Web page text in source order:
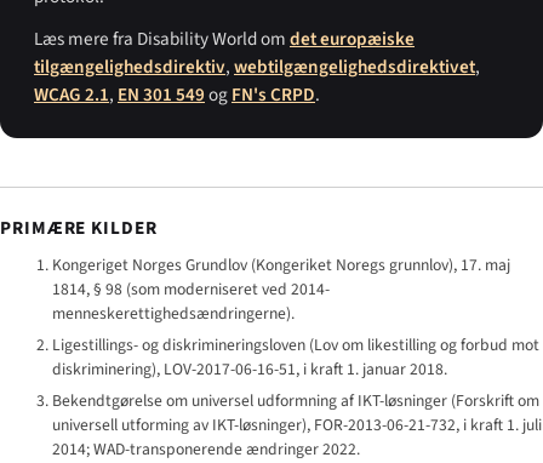
Læs mere fra Disability World omdet europæiske
tilgængelighedsdirektiv,webtilgængelighedsdirektivet,
WCAG 2.1, EN 301 549ogFN's CRPD.
PRIMÆRE KILDER
Kongeriget Norges Grundlov (Kongeriket Noregs grunnlov), 17. maj
1814, § 98 (som moderniseret ved 2014-
menneskerettighedsændringerne).
Ligestillings- og diskrimineringsloven (Lov om likestilling og forbud mot
diskriminering), LOV-2017-06-16-51, i kraft 1. januar 2018.
Bekendtgørelse om universel udformning af IKT-løsninger (Forskrift om
universell utforming av IKT-løsninger), FOR-2013-06-21-732, i kraft 1. juli
2014; WAD-transponerende ændringer 2022.